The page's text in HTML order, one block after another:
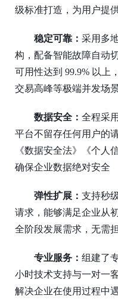
级标准打造，为用户提
稳定可靠： 采用多
构，配备智能故障自动
可用性达到 99.9% 以上
交易高峰等极端并发场
数据安全： 全程采
平台不留存任何用户的
《数据安全法》《个人
确保企业数据绝对安全
弹性扩展： 支持秒
请求，能够满足企业从
全阶段发展需求，无需
专业服务： 组建了
小时技术支持与一对一
解决企业在使用过程中